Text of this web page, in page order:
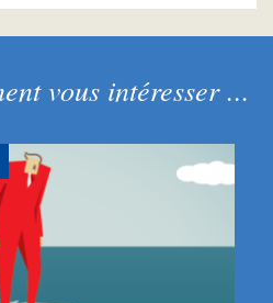
vous intéresser ...